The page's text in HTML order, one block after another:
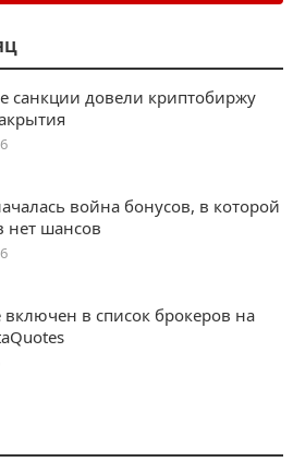
санкции довели криптобиржу
война бонусов, в которой
нет шансов
включен в список брокеров на